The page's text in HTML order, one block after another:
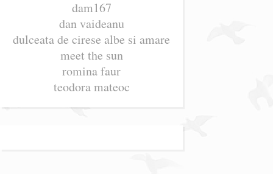
dam167
dan vaideanu
dulceata de cirese albe si amare
meet the sun
romina faur
teodora mateoc